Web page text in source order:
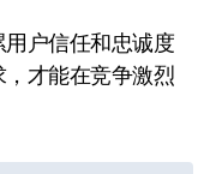
户信任和忠诚度
才能在竞争激烈